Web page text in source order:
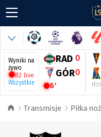
Wyniki na
żywo
82 live
Wszystkie
RAD 0
GÓR0
6'
Transmisje Piłka